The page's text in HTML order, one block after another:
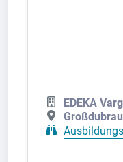
EDEKA